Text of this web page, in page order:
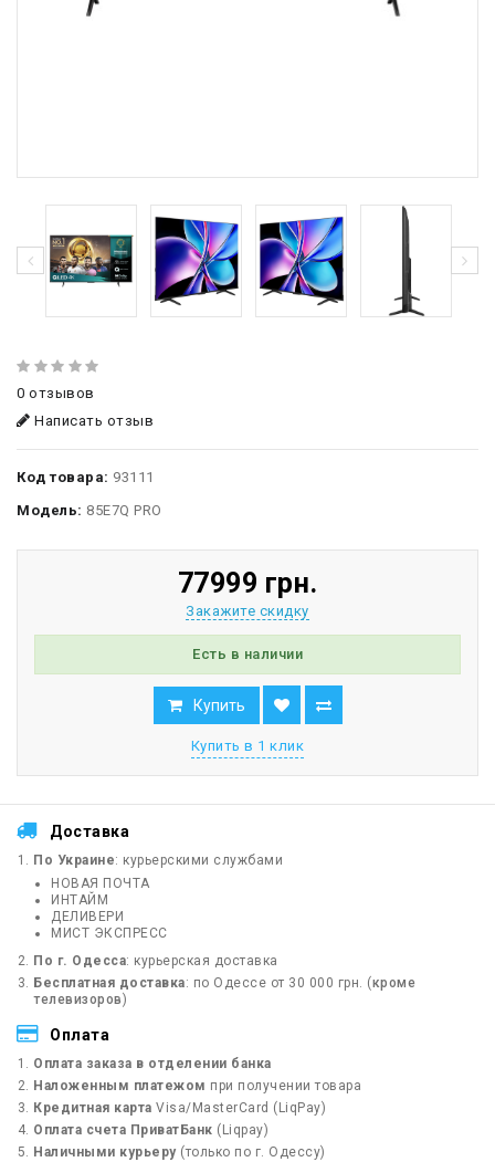
0 отзывов
Написать отзыв
Код товара: 93111
Модель: 85E7Q PRO
77999 грн.
Закажите скидку
Есть в наличии
Купить
Купить в 1 клик
Доставка
По Украине: курьерскими службами
НОВАЯ ПОЧТА
ИНТАЙМ
ДЕЛИВЕРИ
МИСТ ЭКСПРЕСС
По г. Одесса: курьерская доставка
Бесплатная доставка: по Одессе от 30 000 грн. (кроме
телевизоров)
Оплата
Оплата заказа в отделении банка
Наложенным платежом при получении товара
Кредитная карта Visa/MasterCard (LiqPay)
Оплата счета ПриватБанк (Liqpay)
Наличными курьеру(только по г. Одессу)